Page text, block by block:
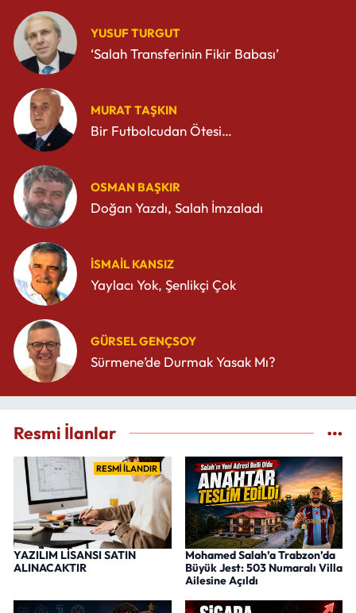
YUSUF TURGUT
‘Salah Transferinin Fikir Babası’
MURAT TAŞKIN
Bir Futbolcudan Ötesi…
OSMAN BAŞKIR
Doğan Yazdı, Salah İmzaladı
İSMAIL KANSIZ
Yaylacı Yok, Şenlikçi Çok
GÜRSEL GENÇSOY
Sürmene’de Durmak Yasak Mı?
Resmi İlanlar
RESMİ İLANDIR
YAZILIM LİSANSI SATIN
ALINACAKTIR
Mohamed Salah’a Trabzon’da
Büyük Jest: 503 Numaralı Villa
Ailesine Açıldı